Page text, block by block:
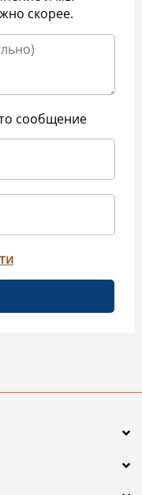
скорее.
сообщение